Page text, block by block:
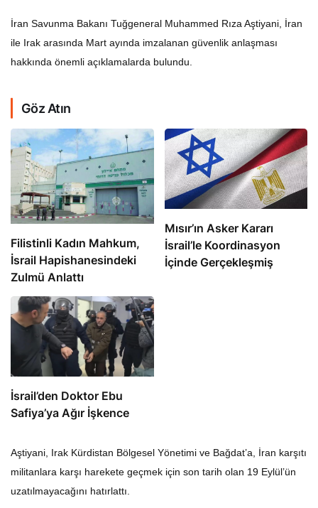
İran Savunma Bakanı Tuğgeneral Muhammed Rıza Aştiyani, İran
ile Irak arasında Mart ayında imzalanan güvenlik anlaşması
hakkında önemli açıklamalarda bulundu.
Göz Atın
Filistinli Kadın Mahkum,
İsrail Hapishanesindeki
Zulmü Anlattı
Mısır’ın Asker Kararı
İsrail’le Koordinasyon
İçinde Gerçekleşmiş
İsrail’den Doktor Ebu
Safiya’ya Ağır İşkence
Aştiyani, Irak Kürdistan Bölgesel Yönetimi ve Bağdat’a, İran karşıtı
militanlara karşı harekete geçmek için son tarih olan 19 Eylül’ün
uzatılmayacağını hatırlattı.